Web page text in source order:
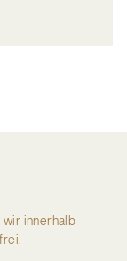
innerhalb